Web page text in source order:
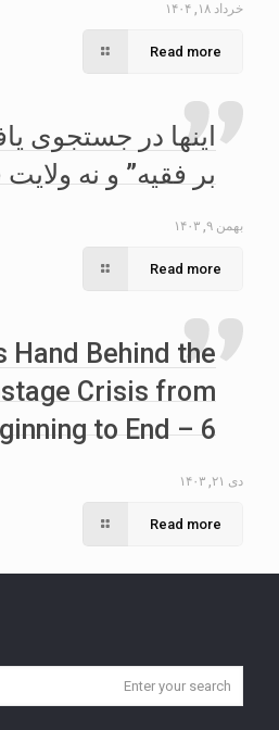
خرداد ۱۸, ۱۴۰۴
Read more
اینها در جستجوی
بر فقیه” و نه ولایت
بهمن ۹, ۱۴۰۳
Read more
Hand Behind the
Crisis from
to End – 6
دی ۲۱, ۱۴۰۳
Read more